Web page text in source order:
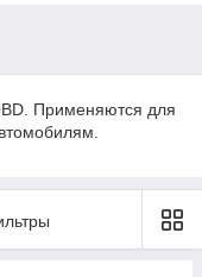
Применяются для